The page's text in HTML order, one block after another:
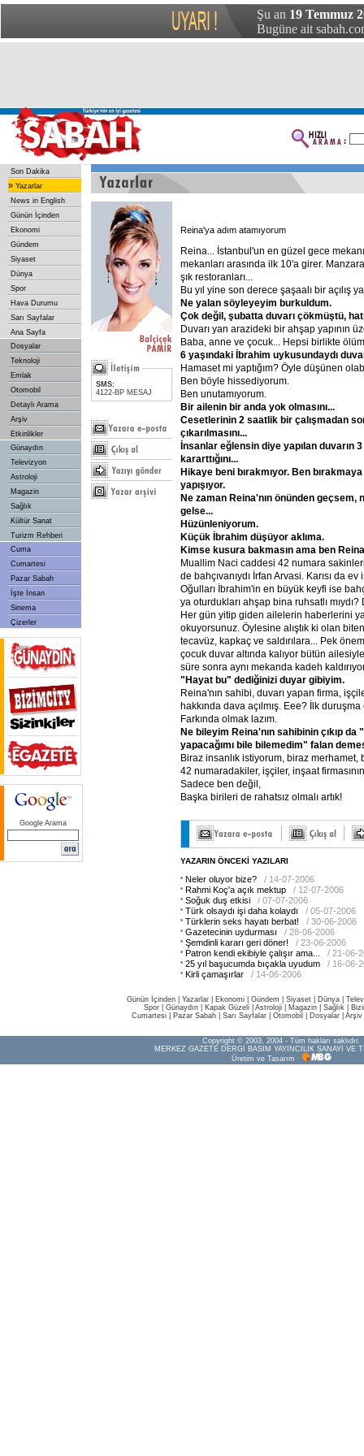
Şu an 19 Temmuz
Bugüne ait
Son Dakika
» Yazarlar
News in English
Günün İçinden
Ekonomi
Gündem
Siyaset
Dünya
Spor
Hava Durumu
Sarı Sayfalar
Ana Sayfa
Dosyalar
Teknoloji
Emlak
Otomobil
Detaylı Arama
Arşiv
Etkinlikler
Günaydın
Televizyon
Astroloji
Magazin
Sağlık
Kültür Sanat
Turizm Rehberi
Cuma
Cumartesi
Pazar Sabah
İşte İnsan
Sinema
Çizerler
Google Arama
SMS:
4122-BP MESAJ
Reina'ya adım atamıyorum
Reina... İstanbul'un en güzel gece
mekanları arasında ilk 10'a girer.
şık restoranları...
Bu yıl yine son derece şaşaalı bir açılış
Ne yalan söyleyeyim burkuldum.
Çok değil, şubatta duvarı çökmüştü,
Duvarı yan arazideki bir ahşap yapının
Baba, anne ve çocuk... Hepsi birlikte
6 yaşındaki İbrahim uykusundaydı
Hamaset mi yaptığım? Öyle düşünen
Ben böyle hissediyorum.
Ben unutamıyorum.
Bir ailenin bir anda yok olmasını...
Cesetlerinin 2 saatlik bir çalışmadan
çıkarılmasını...
İnsanlar eğlensin diye yapılan duvarın 3
kararttığını...
Hikaye beni bırakmıyor. Ben bırakmaya
yapışıyor.
Ne zaman Reina'nın önünden geçsem,
gelse...
Hüzünleniyorum.
Küçük İbrahim düşüyor aklıma.
Kimse kusura bakmasın ama ben
Muallim Naci caddesi 42 numara
de bahçıvanıydı İrfan Arvasi. Karısı da
Oğulları İbrahim'in en büyük keyfi ise
ya oturdukları ahşap bina ruhsatlı mıydı?
Her gün yitip giden ailelerin haberlerini
okuyorsunuz. Öylesine alıştık ki olan
tecavüz, kapkaç ve saldırılara... Pek
çocuk duvar altında kalıyor bütün
süre sonra aynı mekanda kadeh
"Hayat bu" dediğinizi duyar gibiyim.
Reina'nın sahibi, duvarı yapan firma,
hakkında dava açılmış. Eee? İlk
Farkında olmak lazım.
Ne bileyim Reina'nın sahibinin çıkıp da
yapacağımı bile bilemedim" falan
Biraz insanlık istiyorum, biraz merhamet,
42 numaradakiler, işçiler, inşaat
Sadece ben değil,
Başka birileri de rahatsız olmalı artık!
YAZARIN ÖNCEKİ YAZILARI
Neler oluyor bize?
/ 14-07-2006
Rahmi Koç'a açık mektup
/ 12-07-2006
Soğuk duş etkisi
/ 07-07-2006
Türk olsaydı işi daha kolaydı
/ 05-07-2006
Türklerin seks hayatı berbat!
/ 30-06-2006
Gazetecinin uydurması
/ 28-06-2006
Şemdinli kararı geri döner!
/ 23-06-2006
Patron kendi ekibiyle çalışır ama...
/ 21-06-
25 yıl başucumda bıçakla uyudum
/ 16-06-
Kirli çamaşırlar
/ 14-06-2006
Günün İçinden Yazarlar Ekonomi Gündem Siyaset Dünya |
Spor
Günaydın Kapak Güzeli Astroloji Magazin Sağlık
Cumartesi
Pazar Sabah Sarı Sayfalar Otomobil Dosyalar Arşiv
Copyright © 2003, 2004 - Tüm hakları saklıdır.
MERKEZ GAZETE DERGİ BASIM YAYINCILIK SANAYİ VE
Üretim ve Tasarım